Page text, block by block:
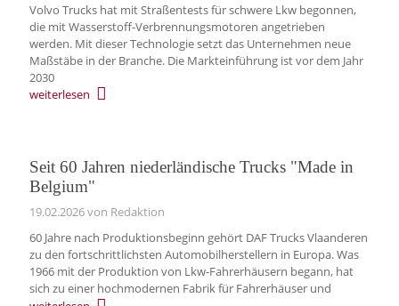
Volvo Trucks hat mit Straßentests für schwere Lkw begonnen,
die mit Wasserstoff-Verbrennungsmotoren angetrieben
werden. Mit dieser Technologie setzt das Unternehmen neue
Maßstäbe in der Branche. Die Markteinführung ist vor dem Jahr
2030
weiterlesen
Seit 60 Jahren niederländische Trucks "Made in
Belgium"
19.02.2026von Redaktion
60 Jahre nach Produktionsbeginn gehört DAF Trucks Vlaanderen
zu den fortschrittlichsten Automobilherstellern in Europa. Was
1966 mit der Produktion von Lkw-Fahrerhäusern begann, hat
sich zu einer hochmodernen Fabrik für Fahrerhäuser und